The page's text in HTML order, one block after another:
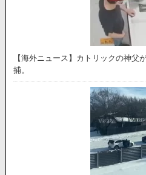
【海外ニュース】カトリックの神父
捕。